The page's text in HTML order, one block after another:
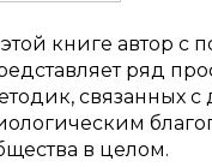
книге автор с
ряд
связанных
в целом.